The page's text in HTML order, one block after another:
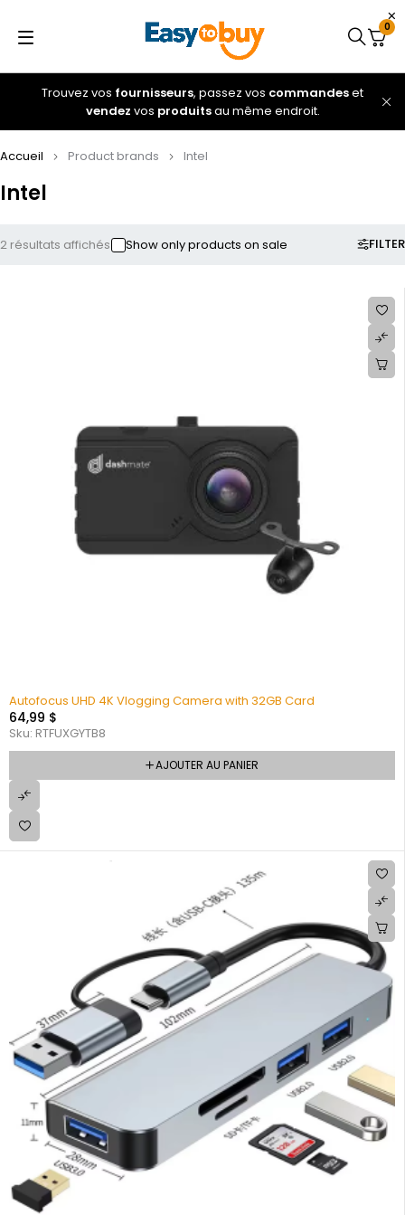
Trouvez vos fournisseurs, passez vos commandeset
vendez vos produitsau même endroit.
0
Intel
Accueil Product brands Intel
FILTER
2 résultats affichés Show only products on sale
Autofocus UHD 4K Vlogging Camera with 32GB Card
64,99 $
Sku: RTFUXGYTB8
AJOUTER AU PANIER